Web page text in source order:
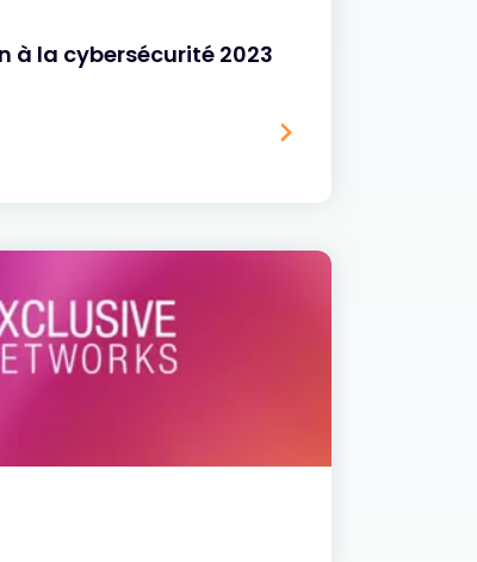
à la cybersécurité 2023